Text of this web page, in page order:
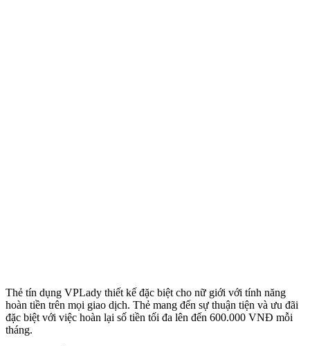
Thẻ tín dụng VPLady thiết kế đặc biệt cho nữ giới với tính năng
hoàn tiền trên mọi giao dịch. Thẻ mang đến sự thuận tiện và ưu đãi
đặc biệt với việc hoàn lại số tiền tối đa lên đến 600.000 VNĐ mỗi
tháng.